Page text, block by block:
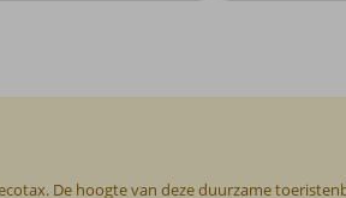
De hoogte van deze duurzame